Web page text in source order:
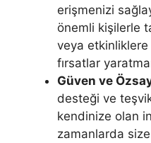
erişmenizi
önemli kişilerle
veya
fırsatlar
Güven ve
desteği ve
kendinize olan
zamanlarda size